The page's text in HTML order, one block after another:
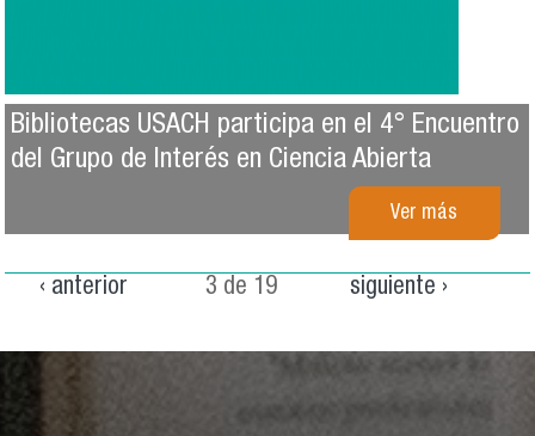
Bibliotecas USACH participa en el 4° Encuentro
del Grupo de Interés en Ciencia Abierta
Ver más
‹ anterior 3 de 19 siguiente ›